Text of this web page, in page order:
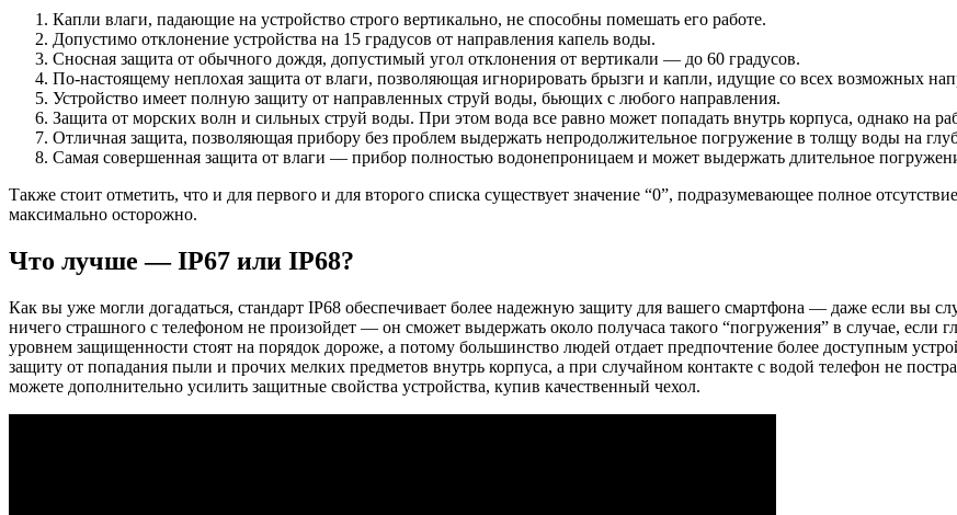
Капли влаги, падающие на устройство строго вертикально, не способны помешать его работе.
Допустимо отклонение устройства на 15 градусов от направления капель воды.
Сносная защита от обычного дождя, допустимый угол отклонения от вертикали — до 60 градусов.
По-настоящему неплохая защита от влаги, позволяющая игнорировать брызги и капли, идущие со всех возможных
Устройство имеет полную защиту от направленных струй воды, бьющих с любого направления.
Защита от морских волн и сильных струй воды. При этом вода все равно может попадать внутрь корпуса, однако на
Отличная защита, позволяющая прибору без проблем выдержать непродолжительное погружение в толщу воды на
Самая совершенная защита от влаги — прибор полностью водонепроницаем и может выдержать длительное
Также стоит отметить, что и для первого и для второго списка существует значение “0”, подразумевающее полное
максимально осторожно.
Что лучше — IP67 или IP68?
Как вы уже могли догадаться, стандарт IP68 обеспечивает более надежную защиту для вашего смартфона — даже если вы
ничего страшного с телефоном не произойдет — он сможет выдержать около получаса такого “погружения” в случае,
уровнем защищенности стоят на порядок дороже, а потому большинство людей отдает предпочтение более доступным
защиту от попадания пыли и прочих мелких предметов внутрь корпуса, а при случайном контакте с водой телефон не
можете дополнительно усилить защитные свойства устройства, купив качественный чехол.